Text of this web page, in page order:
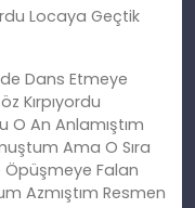
Locaya Geçtik
Dans Etmeye
Kırpıyordu
O An Anlamıştım
Ama O Sıra
Öpüşmeye Falan
Azmıştım Resmen